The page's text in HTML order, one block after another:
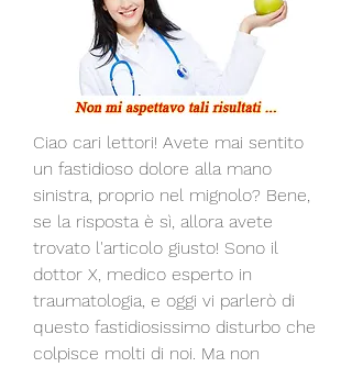
Ciao cari lettori! Avete mai sentito
un fastidioso dolore alla mano
sinistra, proprio nel mignolo? Bene,
se la risposta è sì, allora avete
trovato l'articolo giusto! Sono il
dottor X, medico esperto in
traumatologia, e oggi vi parlerò di
questo fastidiosissimo disturbo che
colpisce molti di noi. Ma non